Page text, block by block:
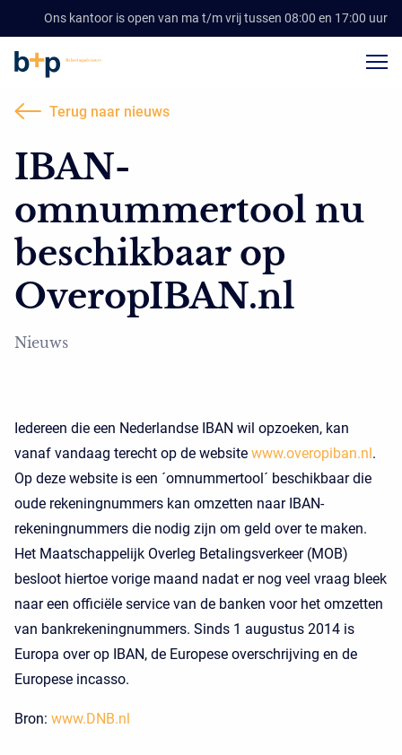
Ons kantoor is open van ma t/m vrij tussen 08:00 en 17:00 uur
Terug naar nieuws
IBAN-
omnummertool nu
beschikbaar op
OveropIBAN.nl
Nieuws
Iedereen die een Nederlandse IBAN wil opzoeken, kan
vanaf vandaag terecht op de website www.overopiban.nl.
Op deze website is een ´omnummertool´ beschikbaar die
oude rekeningnummers kan omzetten naar IBAN-
rekeningnummers die nodig zijn om geld over te maken.
Het Maatschappelijk Overleg Betalingsverkeer (MOB)
besloot hiertoe vorige maand nadat er nog veel vraag bleek
naar een officiële service van de banken voor het omzetten
van bankrekeningnummers. Sinds 1 augustus 2014 is
Europa over op IBAN, de Europese overschrijving en de
Europese incasso.
Bron: www.DNB.nl